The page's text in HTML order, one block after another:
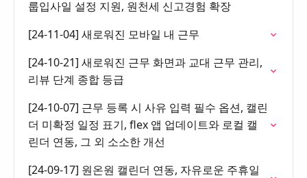
룹입사일 설정 지원, 원천세 신고경험 확장
[24-11-04] 새로워진 모바일 내 근무
[24-10-21] 새로워진 근무 화면과 교대 근무 관리,
리뷰 단계 종합 등급
[24-10-07] 근무 등록 시 사유 입력 필수 옵션, 캘린
더 미확정 일정 표기, flex 앱 업데이트와 로컬 캘
린더 연동, 그 외 소소한 개선
[24-09-17] 원온원 캘린더 연동, 자유로운 주휴일